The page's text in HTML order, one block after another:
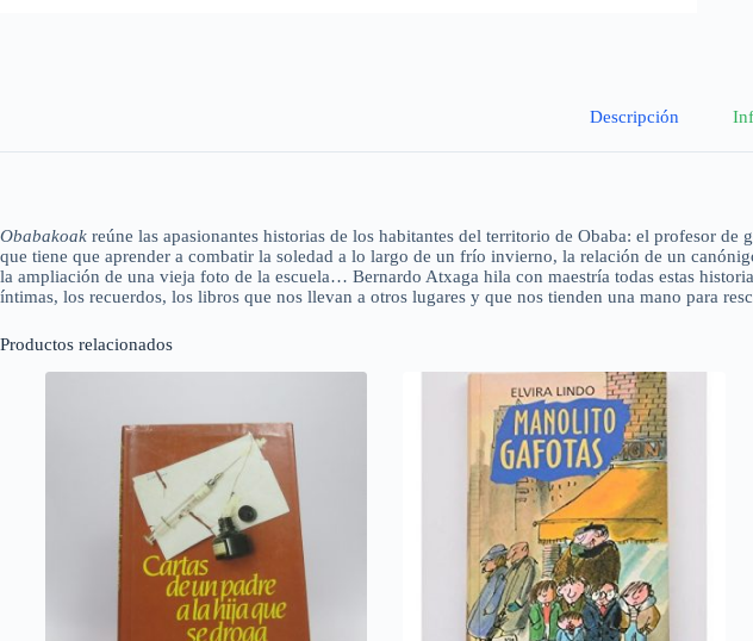
Descripción
Obabakoak reúne las apasionantes historias de los habitantes del territorio de Obaba: el profesor
que tiene que aprender a combatir la soledad a lo largo de un frío invierno, la relación de un
la ampliación de una vieja foto de la escuela… Bernardo Atxaga hila con maestría todas estas
íntimas, los recuerdos, los libros que nos llevan a otros lugares y que nos tienden una mano para
Productos relacionados